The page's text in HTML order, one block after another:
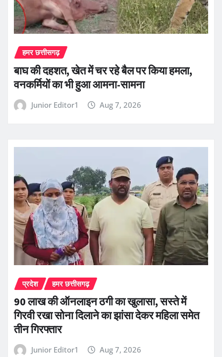
हमर छत्तीसगढ़
बाघ की दहशत, खेत में चर रहे बैल पर किया हमला,
वनकर्मियों का भी हुआ आमना-सामना
Junior Editor1 Aug 7, 2026
प्रदेश हमर छत्तीसगढ़
90 लाख की ऑनलाइन ठगी का खुलासा, सस्ते में
गिरवी रखा सोना दिलाने का झांसा देकर महिला समेत
तीन गिरफ्तार
Junior Editor1 Aug 7, 2026